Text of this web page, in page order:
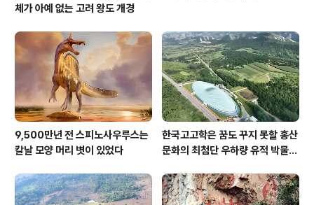
체가 아예 없는 고려 왕도 개경
9,500만년 전 스피노사우루스는
칼날 모양 머리 볏이 있었다
한국고고학은 꿈도 꾸지 못할 홍산
문화의 최첨단 우하량 유적 박물관